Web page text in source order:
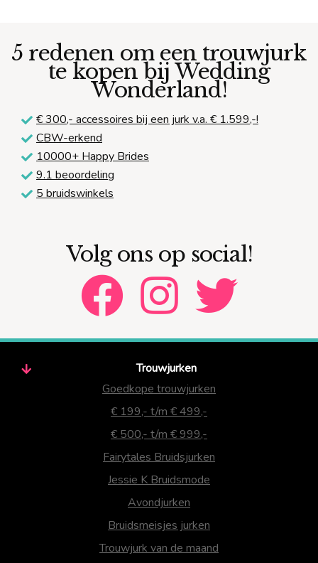
5 redenen om een trouwjurk
te kopen bij Wedding
Wonderland!
€ 300,- accessoires bij een jurk v.a. € 1.599,-!
CBW-erkend
10000+ Happy Brides
9.1 beoordeling
5 bruidswinkels
Volg ons op social!
Trouwjurken
Goedkope trouwjurken
€ 199,- t/m € 499,-
€ 500,- t/m € 999,-
Fairytales Bruidsjurken
Jessie K Bruidsmode
Avondjurken
Bruidsmeisjes jurken
Trouwjurk van de maand